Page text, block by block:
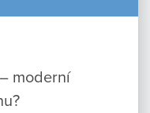
moderní